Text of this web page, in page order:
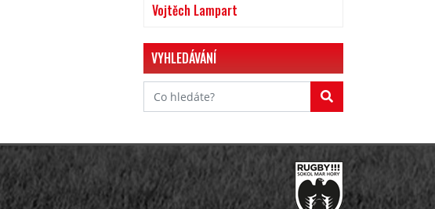
Vojtěch Lampart
VYHLEDÁVÁNÍ